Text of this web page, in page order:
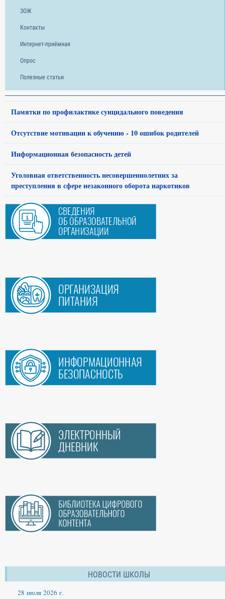
ЗОЖ
Контакты
Интернет-приёмная
Опрос
Полезные статьи
Памятки по профилактике суицидального поведения
Отсутствие мотивации к обучению - 10 ошибок родителей
Информационная безопасность детей
Уголовная ответственность несовершеннолетних за
преступления в сфере незаконного оборота наркотиков
НОВОСТИ ШКОЛЫ
28 июля 2026 г.